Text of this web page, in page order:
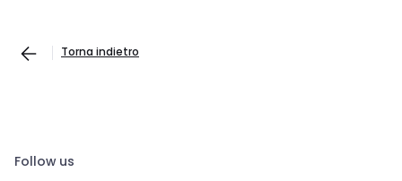
Torna indietro
Follow us